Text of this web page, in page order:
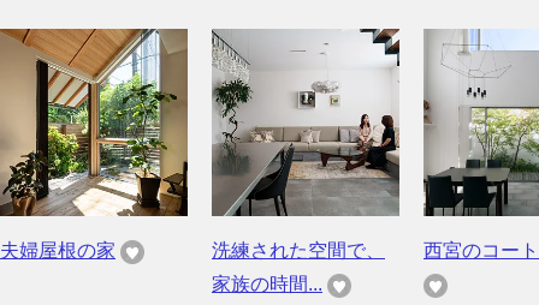
夫婦屋根の家
洗練された空間で、
家族の時間...
西宮のコー